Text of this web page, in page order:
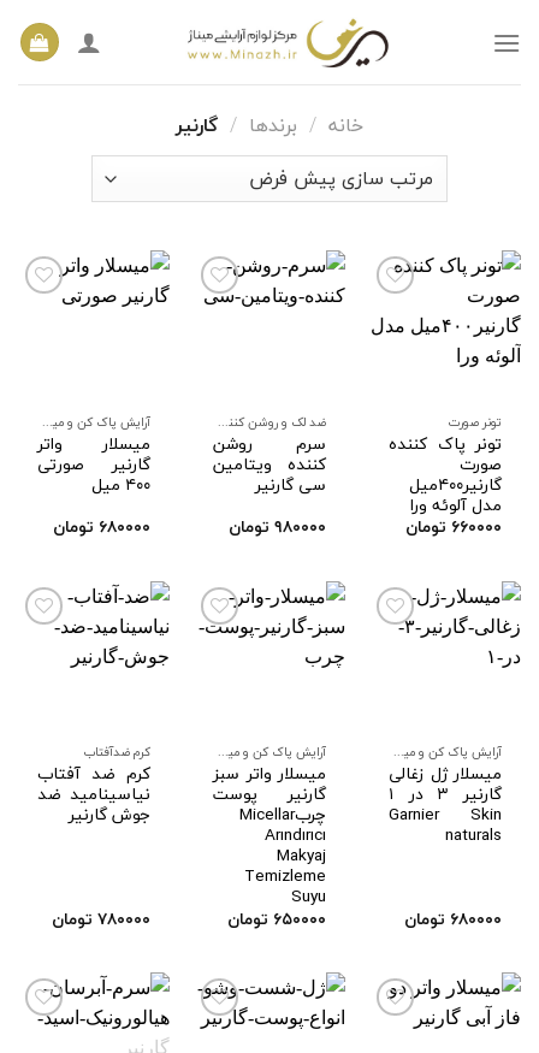
خانه / برندها / گارنیر
تونر صورت
تونر پاک کننده
صورت
گارنیر۴۰۰میل
مدل آلوئه ورا
۶۶۰۰۰۰ تومان
ها
ضد لک و روشن کننده صورت
سرم روشن
کننده ویتامین
سی گارنیر
۹۸۰۰۰۰ تومان
ها
آرایش پاک کن و میسیلار واتر صورت
میسلار واتر
گارنیر صورتی
۴۰۰ میل
۶۸۰۰۰۰ تومان
ها
آرایش پاک کن و میسیلار واتر صورت
میسلار ژل زغالی
گارنیر ۳ در ۱
Garnier Skin
naturals
۶۸۰۰۰۰ تومان
ها
آرایش پاک کن و میسیلار واتر صورت
میسلار واتر سبز
گارنیر پوست
چربMicellar
Arındırıcı
Makyaj
Temizleme
Suyu
۶۵۰۰۰۰ تومان
کرم ضدآفتاب
کرم ضد آفتاب
نیاسینامید ضد
جوش گارنیر
۷۸۰۰۰۰ تومان